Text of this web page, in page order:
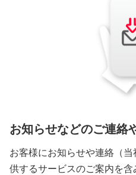
お知らせなどのご連絡
お客様にお知らせや連絡（
供するサービスのご案内を